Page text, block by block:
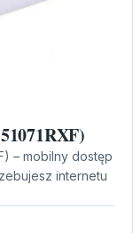
– mobilny dostęp
internetu